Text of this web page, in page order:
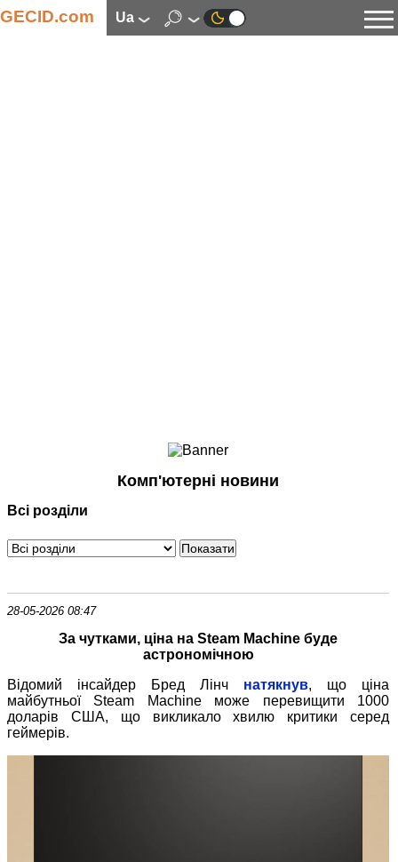
GECID.com ua
Смартфони
Периферія
Програмне забезпечення
Комп'ютерні новини
Всі розділи
28-05-2026 08:47
За чутками, ціна на Steam Machine буде
астрономічною
Відомий інсайдер Бред Лінч натякнув, що ціна
майбутньої Steam Machine може перевищити 1000
доларів США, що викликало хвилю критики серед
геймерів.